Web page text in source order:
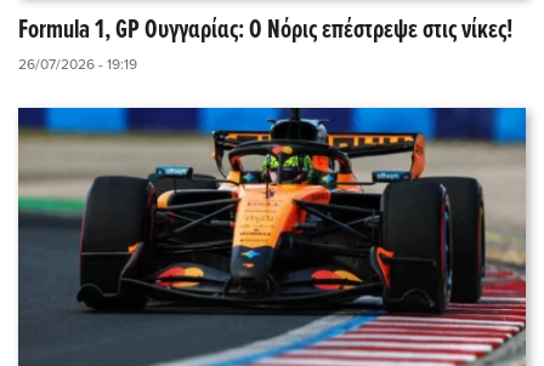
Formula 1, GP Ουγγαρίας: Ο Νόρις επέστρεψε στις νίκες!
26/07/2026 - 19:19